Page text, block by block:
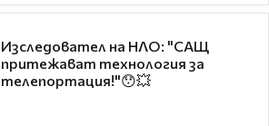
Изследовател на НЛО: "САЩ
притежават технология за
телепортация!"😯💥